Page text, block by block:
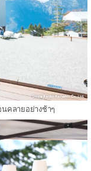
นคลายอย่างช้าๆ